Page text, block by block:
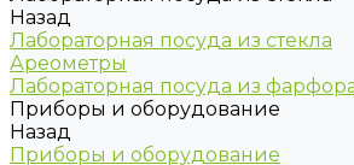
Назад
Лабораторная посуда из стекла
Ареометры
Лабораторная посуда из
Приборы и оборудование
Назад
Приборы и оборудование